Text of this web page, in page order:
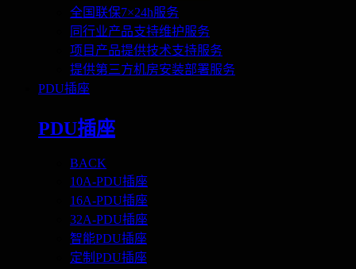
全国联保7×24h服务
同行业产品支持维护服务
项目产品提供技术支持服务
提供第三方机房安装部署服务
PDU插座
PDU插座
BACK
10A-PDU插座
16A-PDU插座
32A-PDU插座
智能PDU插座
定制PDU插座